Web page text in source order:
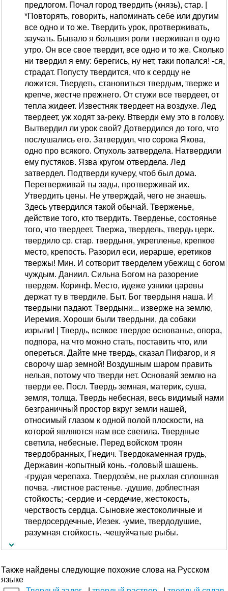
предлогом. Почал город твердить (князь), стар. |
*Повторять, говорить, напоминать себе или другим
все одно и то же. Твердить урок, протверживать,
заучать. Бывало я большия роли тверживал в одно
утро. Он все свое твердит, все одно и то же. Сколько
ни твердил я ему: берегись, ну нет, таки попался! -ся,
страдат. Попусту твердится, что к сердцу не
ложится. Твердеть, становиться твердым, тверже и
крепче, жестче прежнего. От стужи все твердеет, от
тепла жидеет. Известняк твердеет на воздухе. Лед
твердеет, уж ходят за-реку. Втверди ему это в голову.
Вытвердил ли урок свой? Дотвердился до того, что
послушались его. Затвердил, что сорока Якова,
одно про всякого. Опухоль затвердела. Натвердили
ему пустяков. Язва кругом отвердела. Лед
затвердел. Подтверди кучеру, чтоб был дома.
Перетверживай ты зады, протверживай их.
Утвердить цены. Не утверждай, чего не знаешь.
Здесь утвердился такой обычай. Тверженье,
действие того, кто твердить. Тверденье, состоянье
того, что твердеет. Твержа, твердель, твердь церк.
твердило ср. стар. твердыня, укрепленье, крепкое
место, крепость. Разорил еси, иерарше, еретиков
твержы! Мин. И сотворит тверделем убежищ с богом
чуждым. Даниил. Сильна Богом на разорение
твердем. Коринф. Место, идеже узники царевы
держат ту в твердиле. Быт. Бог твердыня наша. И
твердыни падают. Твердыни... изверже на землю,
Иеремия. Хороши были твердыни, да собаки
изрыли! | Твердь, всякое твердое основанье, опора,
подпора, на что можно стать, поставить что, или
опереться. Дайте мне твердь, сказал Пифагор, и я
сворочу шар земной! Воздушным шаром править
нельзя, потому что тверди нет. Основаяй землю на
тверди ее. Посл. Твердь земная, материк, суша,
земля, толща. Твердь небесная, весь видимый нами
безграничный простор вкруг земли нашей,
относимый глазом к одной полой плоскости, на
которой являются нам все светила. Твердные
светила, небесные. Перед войском троян
твердобранных, Гнедич. Твердокаменная грудь,
Державин -копытный конь. -головый шашень.
-грудая черепаха. Твердозём, не рыхлая сплошная
почва. -листное растенье. -душие, доблестная
стойкость; -сердие и -сердечие, жестокость,
черствость сердца. Сыновие жестоколичные и
твердосердечные, Иезек. -умие, твердодушие,
разумная стойкость. -чешуйчатые рыбы.
Также найдены следующие похожие слова на Русском
языке